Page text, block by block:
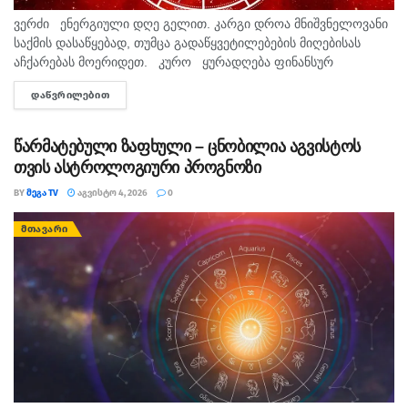
კარგი დღეა შემოქმედებითი იდეების
განსახორციელებლად. შეიძლება ახალი გასართობი
გამოგიჩნდეთ. მოერიდეთ ურთიერთობის დაძაბვას
საყვარელ ადამიანთან.
თევზები
მეტად გამოავლინეთ სიყვარული გარშემო
მყოფებისადმი. კარგი დღეა მსუბუქი იდეების
დღეს შეხვდეთ ადამიანს, რომელსაც უსიტყვოდ ესმის
თეგები: ასტროლოგია დღის ჰოროსკოპი ზოდიაქო
ვერძი ენერგიული დღე გელით. კარგი დროა მნიშვნელოვანი
საქმის დასაწყებად, თუმცა გადაწყვეტილებების მიღებისას
აჩქარებას მოერიდეთ. კურო ყურადღება ფინანსურ
საკითხებზე გადაიტანეთ. მცირე ცვლილებაც კი მომავალში
სასარგებლო შედეგს მოგიტანთ. ...
ᲓᲐᲬᲕᲠᲘᲚᲔᲑᲘᲗ
წარმატებული ზაფხული – ცნობილია აგვისტოს
თვის ასტროლოგიური პროგნოზი
BYᲛᲔᲒᲐ TV ᲐᲒᲕᲘᲡᲢᲝ 4, 2026 0
ᲛᲗᲐᲕᲐᲠᲘ